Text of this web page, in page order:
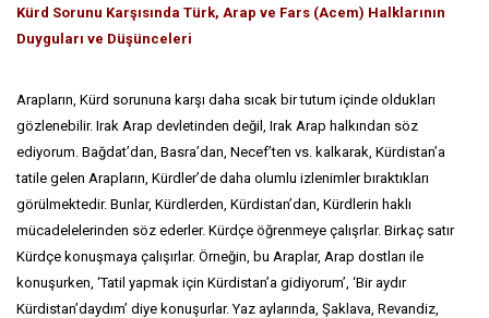
Kürd Sorunu Karşısında Türk, Arap ve Fars (Acem) Halklarının
Duyguları ve Düşünceleri
Arapların, Kürd sorununa karşı daha sıcak bir tutum içinde oldukları
gözlenebilir. Irak Arap devletinden değil, Irak Arap halkından söz
ediyorum. Bağdat’dan, Basra’dan, Necef’ten vs. kalkarak, Kürdistan’a
tatile gelen Arapların, Kürdler’de daha olumlu izlenimler bıraktıkları
görülmektedir. Bunlar, Kürdlerden, Kürdistan’dan, Kürdlerin haklı
mücadelelerinden söz ederler. Kürdçe öğrenmeye çalışrlar. Birkaç satır
Kürdçe konuşmaya çalışırlar. Örneğin, bu Araplar, Arap dostları ile
konuşurken, ‘Tatil yapmak için Kürdistan’a gidiyorum’, ‘Bir aydır
Kürdistan’daydım’ diye konuşurlar. Yaz aylarında, Şaklava, Revandiz,